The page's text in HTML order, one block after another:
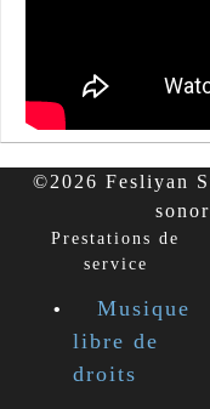
©2026 Fesliyan
Prestations de
service
Musique
libre de
droits